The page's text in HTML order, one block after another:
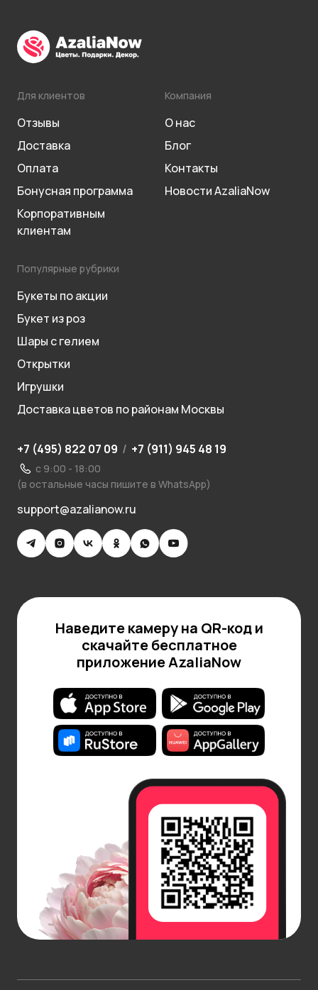
Для клиентов
Отзывы
Доставка
Оплата
Бонусная программа
Корпоративным
клиентам
Компания
О нас
Блог
Контакты
Новости AzaliaNow
Популярные рубрики
Букеты по акции
Букет из роз
Шары с гелием
Открытки
Игрушки
Доставка цветов по районам Москвы
+7 (495) 822 07 09 / +7 (911) 945 48 19
с 9:00 - 18:00
(в остальные часы пишите в WhatsApp)
support@azalianow.ru
Наведите камеру на QR-код и
скачайте бесплатное
приложение AzaliaNow